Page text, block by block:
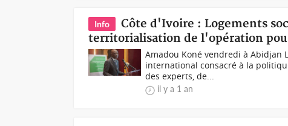
Info
Côte d'Ivoire : Logements
territorialisation de l'opération
Amadou Koné vendredi à Abidjan
international consacré à la
des experts, de...
il y a 1 an